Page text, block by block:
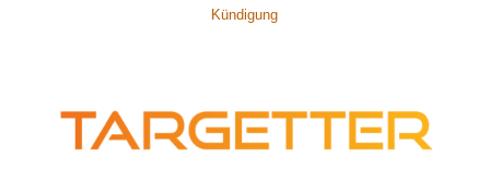
Kündigung